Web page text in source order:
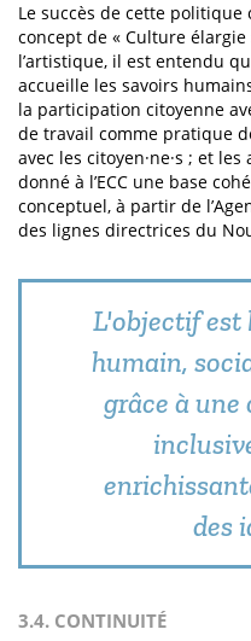
Le succès de cette
concept de « Culture
l’artistique, il est entendu
accueille les savoirs
la participation citoyenne
de travail comme pratique
avec les citoyen·ne·s ; et
donné à l’ECC une base
conceptuel, à partir de
des lignes directrices du
L'objectif est
humain,
grâce à
des
3.4. CONTINUITÉ